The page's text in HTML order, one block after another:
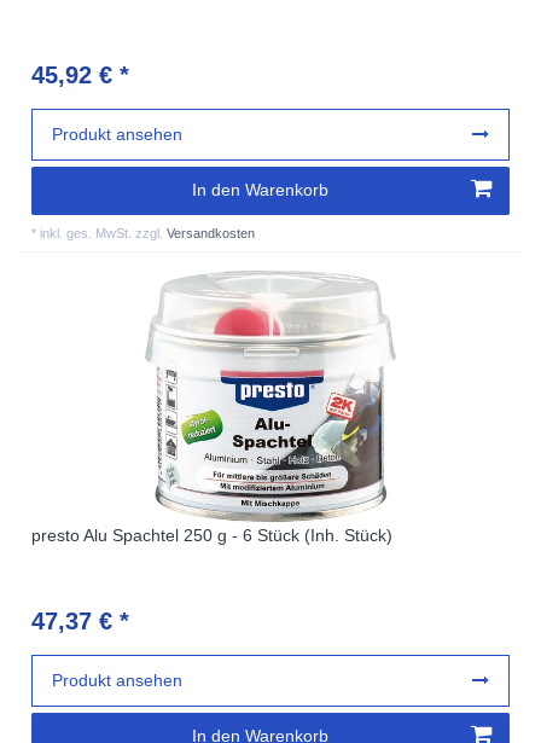
45,92 € *
In den Warenkorb
* inkl. ges. MwSt. zzgl.Versandkosten
Produkt ansehen
presto Alu Spachtel 250 g - 6 Stück (Inh. Stück)
47,37 € *
In den Warenkorb
Produkt ansehen